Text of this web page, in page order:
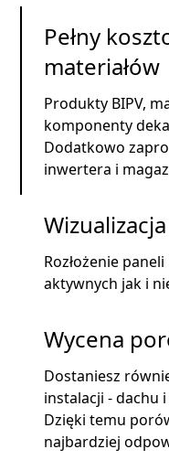
Pełny
materiałów
Produkty BIPV,
komponenty
Dodatkowo
inwertera i
Rozłożenie
aktywnych jak i
Wycena
Dostaniesz
instalacji - dachu
Dzięki temu
najbardziej